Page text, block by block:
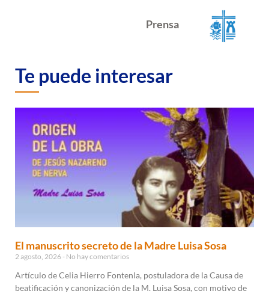
Prensa
Te puede interesar
El manuscrito secreto de la Madre Luisa Sosa
2 agosto, 2026 No hay comentarios
Artículo de Celia Hierro Fontenla, postuladora de la Causa de
beatificación y canonización de la M. Luisa Sosa, con motivo de